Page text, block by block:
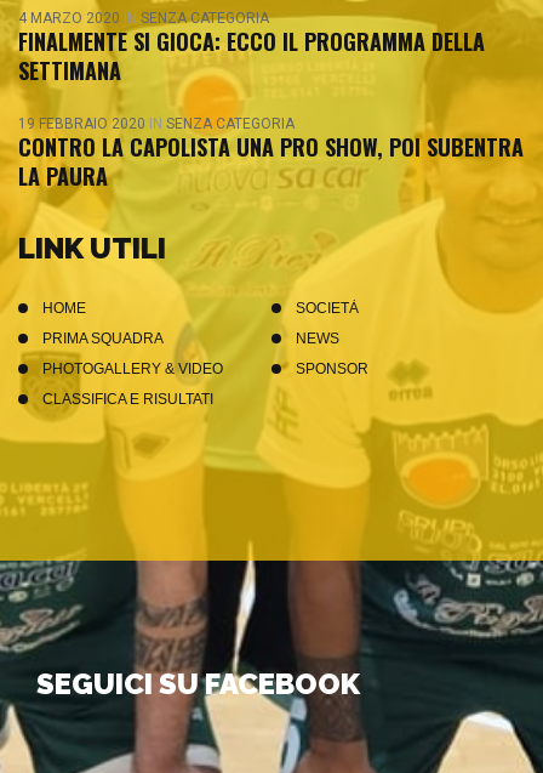
4 MARZO 2020 IN SENZA CATEGORIA
FINALMENTE SI GIOCA: ECCO IL PROGRAMMA DELLA
SETTIMANA
19 FEBBRAIO 2020 IN SENZA CATEGORIA
CONTRO LA CAPOLISTA UNA PRO SHOW, POI SUBENTRA
LA PAURA
LINK UTILI
HOME
SOCIETÀ
PRIMA SQUADRA
NEWS
PHOTOGALLERY & VIDEO
SPONSOR
CLASSIFICA E RISULTATI
SEGUICI SU FACEBOOK